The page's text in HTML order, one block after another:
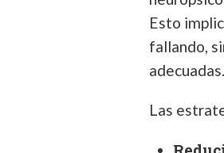
Esto
fallando,
adecuadas.
Las